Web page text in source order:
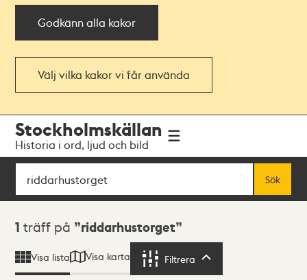
Godkänn alla kakor
Välj vilka kakor vi får använda
navigationen
huvudinnehållet
Stockholmskällan
Historia i ord, ljud och bild
Sök
Sök
Sökresultat
1 träff på riddarhustorget
Visa lista Visa karta Filtrera